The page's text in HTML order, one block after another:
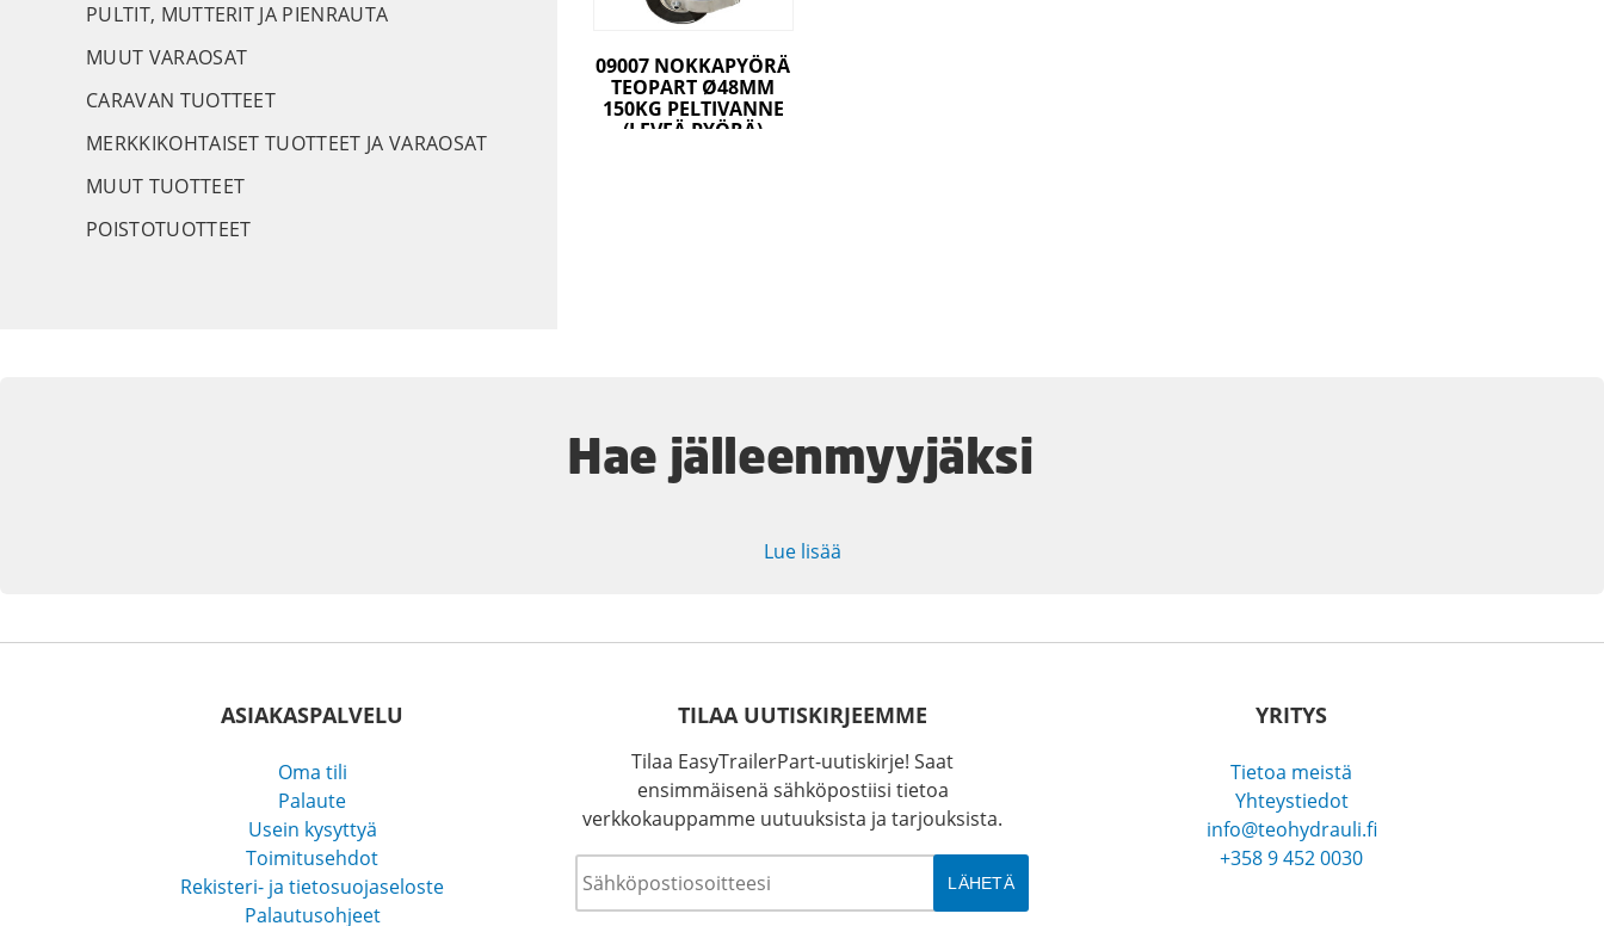
09007 NOKKAPYÖRÄ
TEOPART Ø48MM
150KG PELTIVANNE
(LEVEÄ PYÖRÄ)
PULTIT, MUTTERIT JA PIENRAUTA
MUUT VARAOSAT
CARAVAN TUOTTEET
MERKKIKOHTAISET TUOTTEET JA VARAOSAT
MUUT TUOTTEET
POISTOTUOTTEET
Hae jälleenmyyjäksi
Lue lisää
ASIAKASPALVELU
Oma tili
Palaute
Usein kysyttyä
Toimitusehdot
Rekisteri- ja tietosuojaseloste
Palautusohjeet
YRITYS
Tietoa meistä
Yhteystiedot
info@teohydrauli.fi
+358 9 452 0030
TILAA UUTISKIRJEEMME
Tilaa EasyTrailerPart-uutiskirje! Saat
ensimmäisenä sähköpostiisi tietoa
verkkokauppamme uutuuksista ja tarjouksista.